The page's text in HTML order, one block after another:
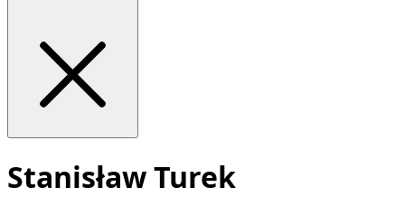
Stanisław Turek